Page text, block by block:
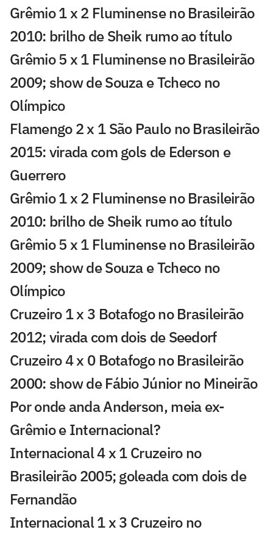
Grêmio 1 x 2 Fluminense no Brasileirão
2010: brilho de Sheik rumo ao título
Grêmio 5 x 1 Fluminense no Brasileirão
2009; show de Souza e Tcheco no
Olímpico
Flamengo 2 x 1 São Paulo no Brasileirão
2015: virada com gols de Ederson e
Guerrero
Grêmio 1 x 2 Fluminense no Brasileirão
2010: brilho de Sheik rumo ao título
Grêmio 5 x 1 Fluminense no Brasileirão
2009; show de Souza e Tcheco no
Olímpico
Cruzeiro 1 x 3 Botafogo no Brasileirão
2012; virada com dois de Seedorf
Cruzeiro 4 x 0 Botafogo no Brasileirão
2000: show de Fábio Júnior no Mineirão
Por onde anda Anderson, meia ex-
Grêmio e Internacional?
Internacional 4 x 1 Cruzeiro no
Brasileirão 2005; goleada com dois de
Fernandão
Internacional 1 x 3 Cruzeiro no